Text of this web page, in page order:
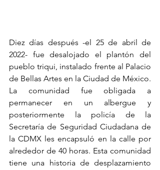
Diez días después -el 25 de abril de
2022- fue desalojado el plantón del
pueblo triqui, instalado frente al Palacio
de Bellas Artes en la Ciudad de México.
La comunidad fue obligada a
permanecer en un albergue y
posteriormente la policía de la
Secretaría de Seguridad Ciudadana de
la CDMX les encapsuló en la calle por
alrededor de 40 horas. Esta comunidad
tiene una historia de desplazamiento